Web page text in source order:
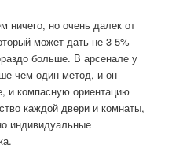
ничего, но очень далек от
может дать не 3-5%
больше. В арсенале у
чем один метод, и он
и компасную ориентацию
каждой двери и комнаты,
индивидуальные